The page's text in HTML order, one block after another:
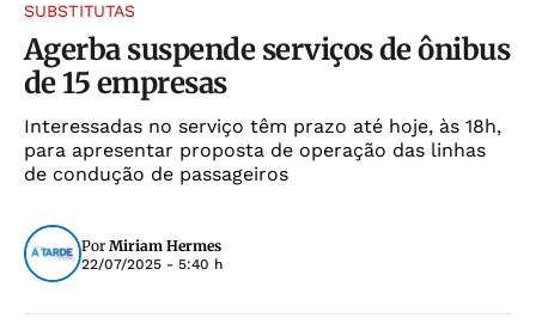
SUBSTITUTAS
Agerba suspende serviços de ônibus
de 15 empresas
Interessadas no serviço têm prazo até hoje, às 18h,
para apresentar proposta de operação das linhas
de condução de passageiros
Por Miriam Hermes
22/07/2025 - 5:40 h